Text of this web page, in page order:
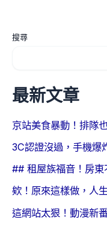
搜尋
最新文章
京站美食暴動！排隊
3C認證沒過，手機爆
## 租屋族福音！房東
欸！原來這樣做，人
這網站太狠！動漫新